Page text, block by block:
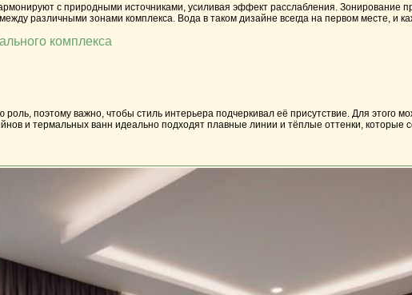
с природными источниками, усиливая эффект расслабления. Зонирование
различными зонами комплекса. Вода в таком дизайне всегда на первом месте, и
комплекса
поэтому важно, чтобы стиль интерьера подчеркивал её присутствие. Для этого
и термальных ванн идеально подходят плавные линии и тёплые оттенки,